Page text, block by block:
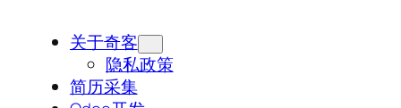
关于奇客
隐私政策
简历采集